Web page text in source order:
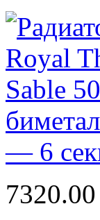
— 6
7320.00